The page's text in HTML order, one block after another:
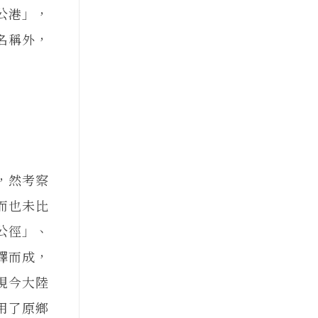
」，
外，
然考察
也未比
」、
成，
今大陸
了原鄉